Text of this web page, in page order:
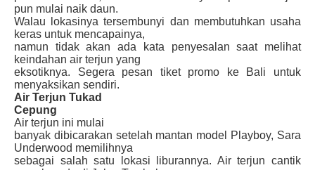
pun mulai naik daun.
Walau lokasinya tersembunyi dan membutuhkan usaha
keras untuk mencapainya,
namun tidak akan ada kata penyesalan saat melihat
keindahan air terjun yang
eksotiknya. Segera pesan tiket promo ke Bali untuk
menyaksikan sendiri.
Air Terjun Tukad
Cepung
Air terjun ini mulai
banyak dibicarakan setelah mantan model Playboy, Sara
Underwood memilihnya
sebagai salah satu lokasi liburannya. Air terjun cantik